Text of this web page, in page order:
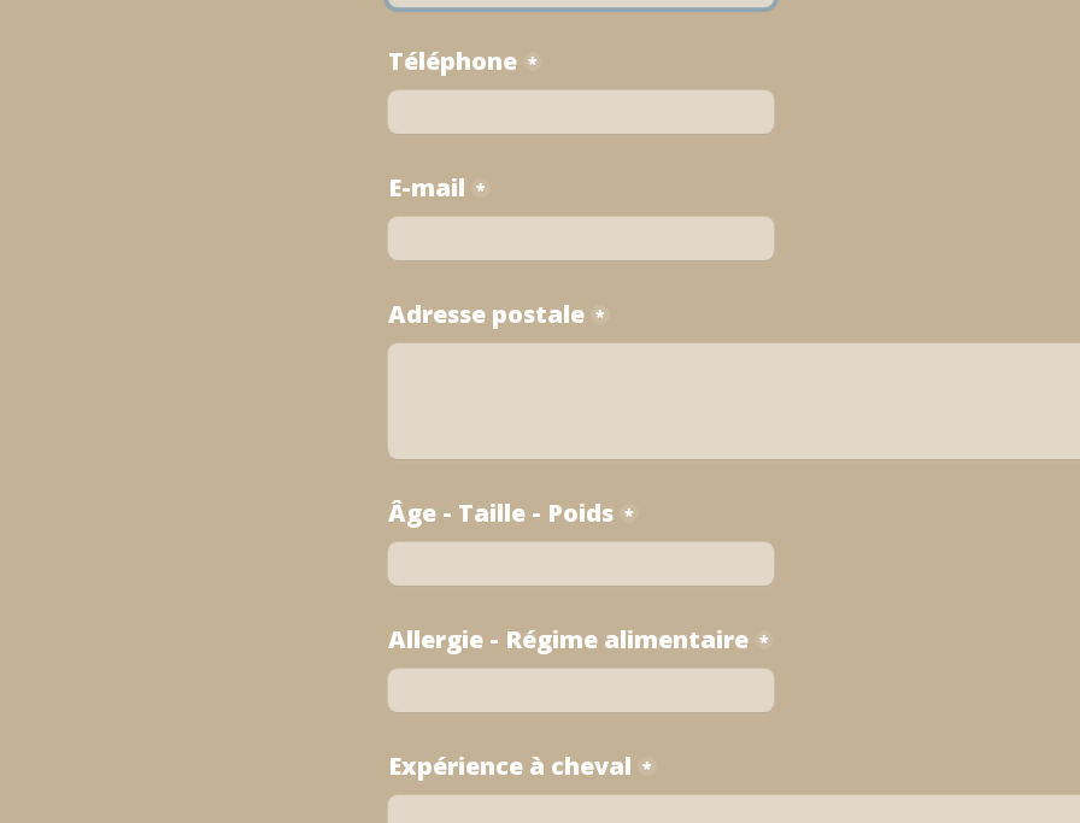
Téléphone *
E-mail *
Adresse postale *
Âge - Taille - Poids *
Allergie - Régime alimentaire *
Expérience à cheval *